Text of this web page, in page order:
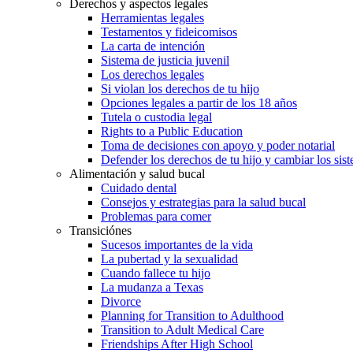
Derechos y aspectos legales
Herramientas legales
Testamentos y fideicomisos
La carta de intención
Sistema de justicia juvenil
Los derechos legales
Si violan los derechos de tu hijo
Opciones legales a partir de los 18 años
Tutela o custodia legal
Rights to a Public Education
Toma de decisiones con apoyo y poder notarial
Defender los derechos de tu hijo y cambiar los
Alimentación y salud bucal
Cuidado dental
Consejos y estrategias para la salud bucal
Problemas para comer
Transiciónes
Sucesos importantes de la vida
La pubertad y la sexualidad
Cuando fallece tu hijo
La mudanza a Texas
Divorce
Planning for Transition to Adulthood
Transition to Adult Medical Care
Friendships After High School